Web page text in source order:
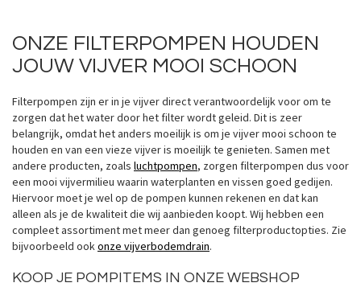
ONZE FILTERPOMPEN HOUDEN
JOUW VIJVER MOOI SCHOON
Filterpompen zijn er in je vijver direct verantwoordelijk voor om te
zorgen dat het water door het filter wordt geleid. Dit is zeer
belangrijk, omdat het anders moeilijk is om je vijver mooi schoon te
houden en van een vieze vijver is moeilijk te genieten. Samen met
andere producten, zoals luchtpompen, zorgen filterpompen dus voor
een mooi vijvermilieu waarin waterplanten en vissen goed gedijen.
Hiervoor moet je wel op de pompen kunnen rekenen en dat kan
alleen als je de kwaliteit die wij aanbieden koopt. Wij hebben een
compleet assortiment met meer dan genoeg filterproductopties. Zie
bijvoorbeeld ookonze vijverbodemdrain.
KOOP JE POMPITEMS IN ONZE WEBSHOP